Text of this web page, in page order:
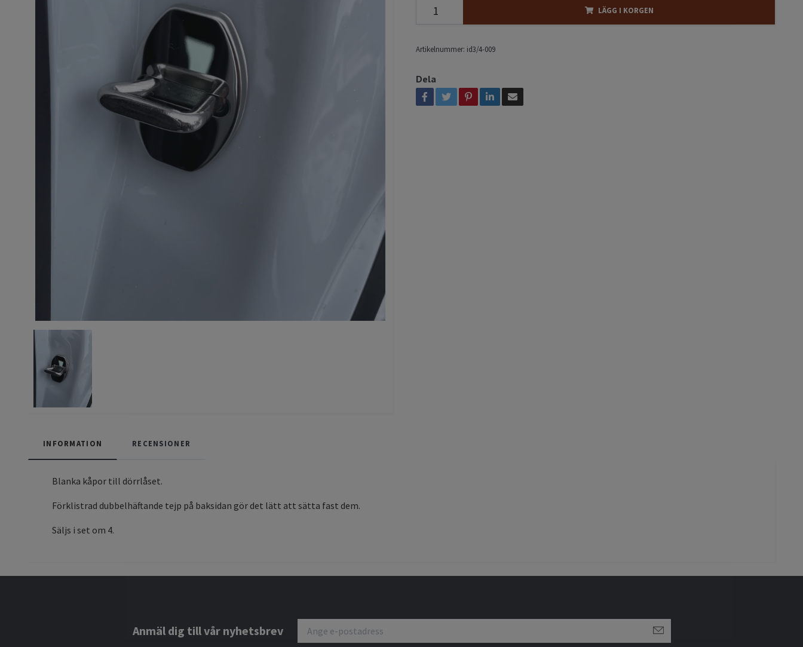
LÄGG I KORGEN
Artikelnummer: id3/4-009
Dela
INFORMATION RECENSIONER
Blanka kåpor till dörrlåset.
Förklistrad dubbelhäftande tejp på baksidan gör det lätt att sätta fast dem.
Säljs i set om 4.
Anmäl dig till vår nyhetsbrev